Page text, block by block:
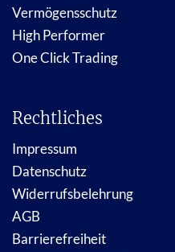
Vermögensschutz
High Performer
One Click Trading
Rechtliches
Impressum
Datenschutz
Widerrufsbelehrung
AGB
Barrierefreiheit